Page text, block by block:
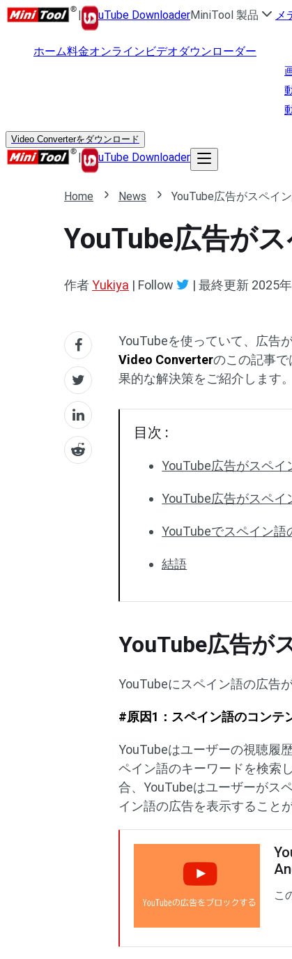
| uTube DownloaderMiniTool 製品 メ
ホーム料金オンラインビデオダウンローダー
Video Converterをダウンロード
| uTube Downloader
Home News YouTube広告がスペイ
YouTube広告が
作者Yukiya | Follow | 最終更新 2025
YouTubeを使っていて、広告
Video Converterのこの記事
果的な解決策をご紹介します。
目次 :
YouTube広告がスペイ
YouTube広告がスペ
YouTubeでスペイン
結語
YouTube広告が
YouTubeにスペイン語の広告
#原因1：スペイン語のコンテ
YouTubeはユーザーの視聴履
ペイン語のキーワードを検索
合、YouTubeはユーザーがス
イン語の広告を表示すること
こ